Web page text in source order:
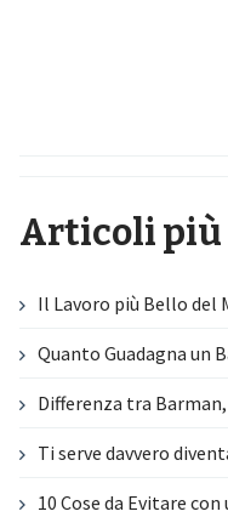
Articoli più
Il Lavoro più Bello del
Quanto Guadagna un
Differenza tra
Ti serve davvero
10 Cose da Evitare